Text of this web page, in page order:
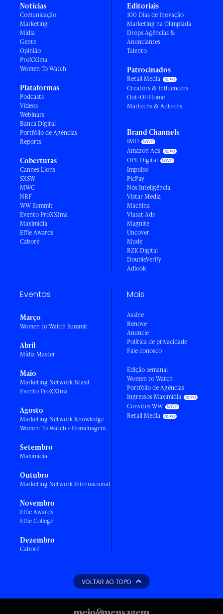
Notícias
Comunicação
Marketing
Mídia
Gente
Opinião
ProXXIma
Women To Watch
Plataformas
Podcasts
Vídeos
Webinars
Banca Digital
Portfólio de Agências
Reports
Coberturas
Cannes Lions
SXSW
MWC
NRF
WW Summit
Evento ProXXIma
Maximídia
Effie Awards
Caboré
Editoriais
100 Dias de Inovação
Marketing na Olimpíada
Drops Agências &
Anunciantes
Talento
Patrocinados
Retail Media
Creators & Influencers
Out-Of-Home
Martechs & Adtechs
Brand Channels
IMO
Amazon Ads
OPL Digital
Impulso
PicPay
Nós Inteligência
Vistar Media
Machina
Viasat Ads
Magnite
Uncover
Mude
RZK Digital
DoubleVerify
Adlook
Eventos
Março
Women to Watch Summit
Abril
Mídia Master
Maio
Marketing Network Brasil
Evento ProXXIma
Agosto
Marketing Network Knowledge
Women To Watch - Homenagem
Setembro
Maximídia
Outubro
Marketing Network Internacional
Novembro
Effie Awards
Effie College
Dezembro
Caboré
Mais
Assine
Renove
Anuncie
Política de privacidade
Fale conosco
Edição semanal
Women to Watch
Portfólio de Agências
Ingressos Maximídia
Convites WW
Retail Media
VOLTAR AO TOPO